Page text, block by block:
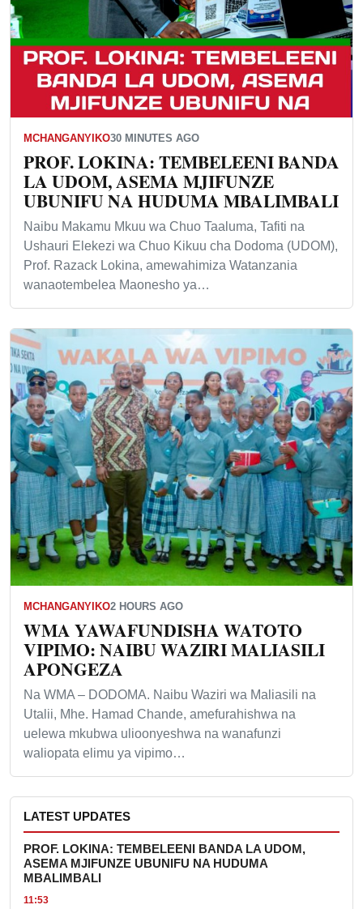
MCHANGANYIKO30 MINUTES AGO
PROF. LOKINA: TEMBELEENI BANDA
LA UDOM, ASEMA MJIFUNZE
UBUNIFU NA HUDUMA MBALIMBALI
Naibu Makamu Mkuu wa Chuo Taaluma, Tafiti na
Ushauri Elekezi wa Chuo Kikuu cha Dodoma (UDOM),
Prof. Razack Lokina, amewahimiza Watanzania
wanaotembelea Maonesho ya…
MCHANGANYIKO2 HOURS AGO
WMA YAWAFUNDISHA WATOTO
VIPIMO: NAIBU WAZIRI MALIASILI
APONGEZA
Na WMA – DODOMA. Naibu Waziri wa Maliasili na
Utalii, Mhe. Hamad Chande, amefurahishwa na
uelewa mkubwa ulioonyeshwa na wanafunzi
waliopata elimu ya vipimo…
LATEST UPDATES
PROF. LOKINA: TEMBELEENI BANDA LA UDOM,
ASEMA MJIFUNZE UBUNIFU NA HUDUMA
MBALIMBALI
11:53